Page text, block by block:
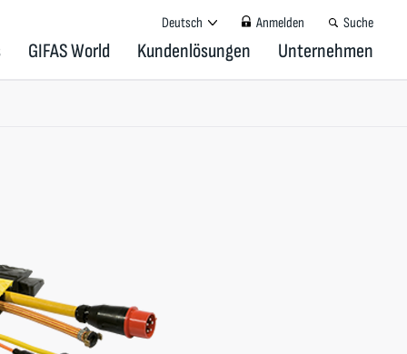
Deutsch Anmelden Suche
GIFAS World Kundenlösungen Unternehmen